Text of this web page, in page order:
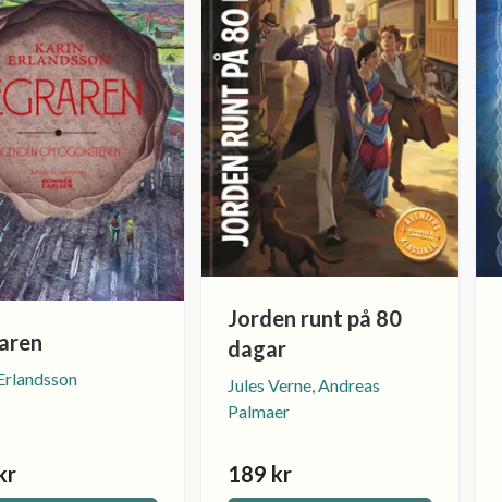
Jorden runt på 80
dagar
Jules Verne, Andreas
Palmaer
189 kr